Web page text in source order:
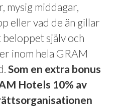
mysig middagar,
eller vad de än gillar
beloppet själv och
inom hela GRAM
Som en extra bonus
Hotels 10% av